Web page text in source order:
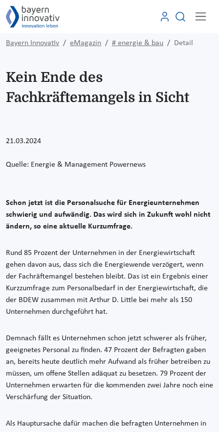
Bayern Innovativ eMagazin # energie & bau Detail
Kein Ende des
Fachkräftemangels in Sicht
21.03.2024
Quelle: Energie & Management Powernews
Schon jetzt ist die Personalsuche für Energieunternehmen
schwierig und aufwändig. Das wird sich in Zukunft wohl nicht
ändern, so eine aktuelle Kurzumfrage.
Rund 85 Prozent der Unternehmen in der Energiewirtschaft
gehen davon aus, dass sich die Energiewende verzögert, wenn
der Fachräftemangel bestehen bleibt. Das ist ein Ergebnis einer
Kurzzumfrage zum Personalbedarf in der Energiewirtschaft, die
der BDEW zusammen mit Arthur D. Little bei mehr als 150
Unternehmen durchgeführt hat.
Demnach fällt es Unternehmen schon jetzt schwerer als früher,
geeignetes Personal zu finden. 47 Prozent der Befragten gaben
an, bereits heute deutlich mehr Aufwand als früher betreiben zu
müssen, um offene Stellen adäquat zu besetzen. 79 Prozent der
Unternehmen erwarten für die kommenden zwei Jahre noch eine
Verschärfung der Situation.
Als Hauptursache dafür machen die befragten Unternehmen in